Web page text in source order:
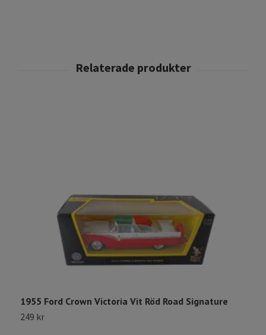
1955 Ford Crown Victoria Vit Röd Road Signature
249 kr